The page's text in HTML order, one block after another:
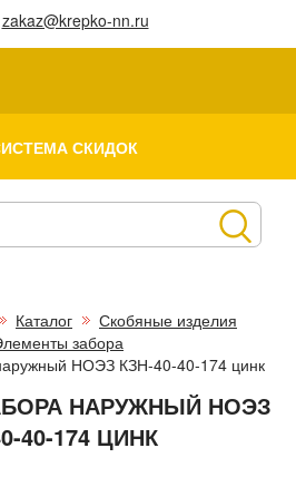
zakaz@krepko-nn.ru
СКИДОК
Каталог
Скобяные изделия
забора
НОЭЗ КЗН-40-40-174 цинк
НАРУЖНЫЙ НОЭЗ
40-174 ЦИНК